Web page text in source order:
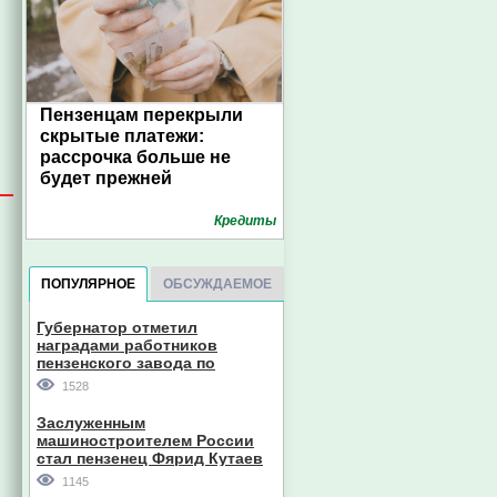
Пензенцам перекрыли
скрытые платежи:
рассрочка больше не
будет прежней
Кредиты
ПОПУЛЯРНОЕ ОБСУЖДАЕМОЕ
Губернатор отметил
наградами работников
пензенского завода по
производству станков
1528
Заслуженным
машиностроителем России
стал пензенец Фярид Кутаев
1145